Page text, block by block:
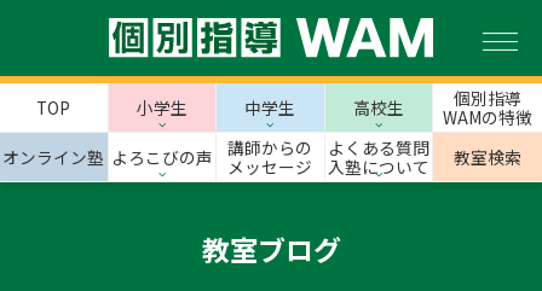
TOP 小学生 中学生 高校生
個別指導
WAMの特徴
オンライン塾 よろこびの声
講師からの
メッセージ
よくある質問
入塾について
教室検索
教室ブログ